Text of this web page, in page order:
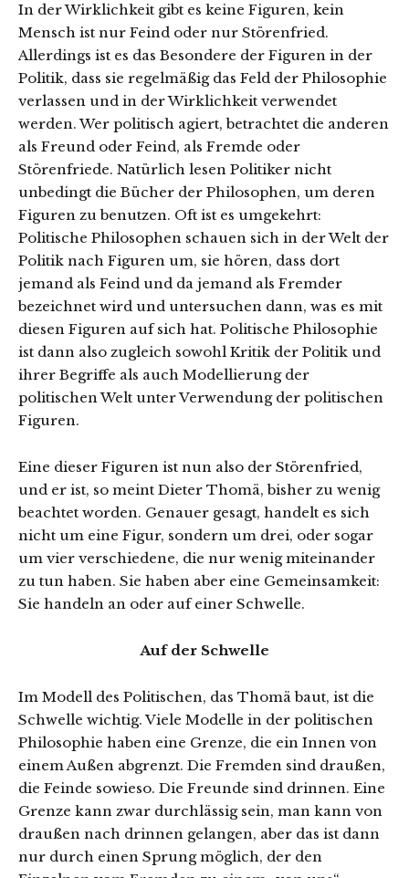
In der Wirklichkeit gibt es keine Figuren, kein
Mensch ist nur Feind oder nur Störenfried.
Allerdings ist es das Besondere der Figuren in der
Politik, dass sie regelmäßig das Feld der Philosophie
verlassen und in der Wirklichkeit verwendet
werden. Wer politisch agiert, betrachtet die anderen
als Freund oder Feind, als Fremde oder
Störenfriede. Natürlich lesen Politiker nicht
unbedingt die Bücher der Philosophen, um deren
Figuren zu benutzen. Oft ist es umgekehrt:
Politische Philosophen schauen sich in der Welt der
Politik nach Figuren um, sie hören, dass dort
jemand als Feind und da jemand als Fremder
bezeichnet wird und untersuchen dann, was es mit
diesen Figuren auf sich hat. Politische Philosophie
ist dann also zugleich sowohl Kritik der Politik und
ihrer Begriffe als auch Modellierung der
politischen Welt unter Verwendung der politischen
Figuren.
Eine dieser Figuren ist nun also der Störenfried,
und er ist, so meint Dieter Thomä, bisher zu wenig
beachtet worden. Genauer gesagt, handelt es sich
nicht um eine Figur, sondern um drei, oder sogar
um vier verschiedene, die nur wenig miteinander
zu tun haben. Sie haben aber eine Gemeinsamkeit:
Sie handeln an oder auf einer Schwelle.
Auf der Schwelle
Im Modell des Politischen, das Thomä baut, ist die
Schwelle wichtig. Viele Modelle in der politischen
Philosophie haben eine Grenze, die ein Innen von
einem Außen abgrenzt. Die Fremden sind draußen,
die Feinde sowieso. Die Freunde sind drinnen. Eine
Grenze kann zwar durchlässig sein, man kann von
draußen nach drinnen gelangen, aber das ist dann
nur durch einen Sprung möglich, der den